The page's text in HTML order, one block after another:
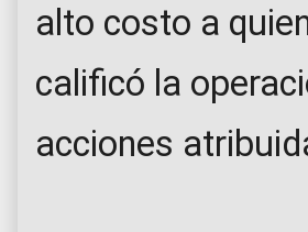
alto costo a
calificó la
acciones